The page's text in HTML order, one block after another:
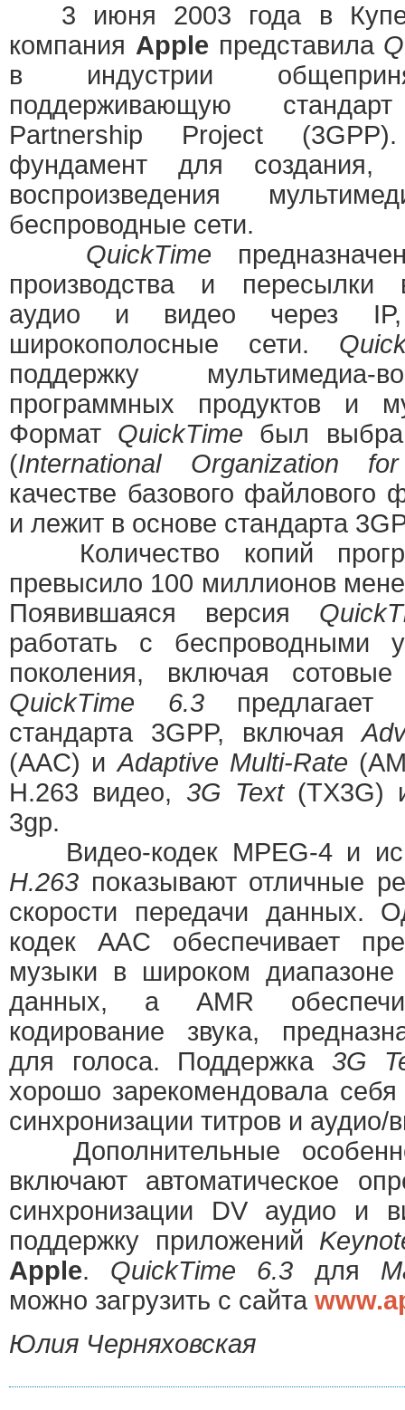
3 июня 2003 года в
компания Apple представила
в индустрии
поддерживающую
Partnership Project
фундамент для создания,
воспроизведения
беспроводные сети.
QuickTime
производства и пересылки
аудио и видео через
широкополосные сети.
поддержку мультимедиа-
программных продуктов и
Формат QuickTime был
(International Organization
качестве базового файлового
и лежит в основе стандарта
Количество копий
превысило 100 миллионов
Появившаяся версия
работать с беспроводными
поколения, включая
QuickTime 6.3
стандарта 3GPP, включая
(AAC) и Adaptive Multi-Rate
H.263 видео, 3G Text(TX3G)
3gp.
Видео-кодек MPEG-4 и
H.263 показывают отличные
скорости передачи данных.
кодек AAC обеспечивает
музыки в широком диапазоне
данных, а AMR
кодирование звука,
для голоса. Поддержка 3G
хорошо зарекомендовала себя
синхронизации титров и аудио/
Дополнительные
включают автоматическое
синхронизации DV аудио и
поддержку приложений
Apple. QuickTime 6.3 для
можно загрузить с сайта
Юлия Черняховская